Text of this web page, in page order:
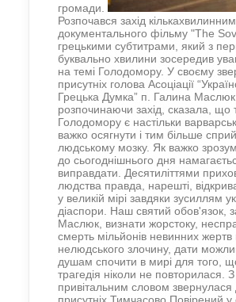
громади.
Розпочався захід
документального фільму "The
грецькими субтитрами, який з
буквально хвилини зосередив
на темі Голодомору. У своєму
присутніх голова Асоціації
Грецька Думка” п. Галина Маслюк,
розпочинаючи захід, сказала, що
Голодомору є настільки
важко осягнути і тим більше
людському мозку. Як важко
до сьогоднішнього дня
виправдати. Десятиліттями
людства правда, нарешті,
у великій мірі завдяки зусиллям
діаспори. Наш святий обов'язок,
Маслюк, визнати жорстоку,
смерть мільйонів невинних жертв
нелюдського злочину, дати
душам спочити в мирі для того,
трагедія ніколи не повторилася.
привітальним словом звернулася
присутніх Тимчасово Повірений у